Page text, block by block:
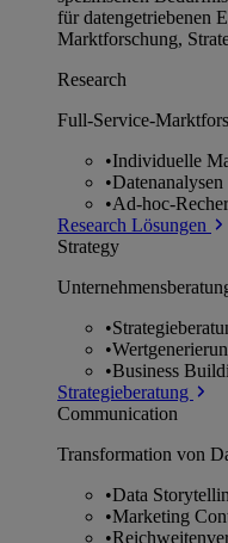
für datengetriebenen
Marktforschung,
Research
Full-Service-
•Individuelle
•Datenanalysen
•Ad-hoc-
Research Lösungen
Strategy
•
•
•Business
Strategieberatung
Communication
Transformation von
•Data
•Marketing
•